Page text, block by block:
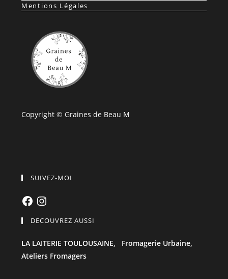
Mentions Légales
Copyright © Graines de Beau M
SUIVEZ-MOI
FacebookInstagram
DECOUVREZ AUSSI
LA LAITERIE TOULOUSAINE, Fromagerie Urbaine,
Ateliers Fromagers